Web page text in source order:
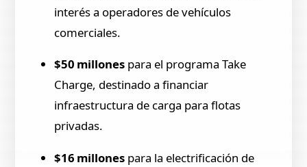
interés a operadores de vehículos
comerciales.
$50 millones para el programa Take
Charge, destinado a financiar
infraestructura de carga para flotas
privadas.
$16 millones para la electrificación de